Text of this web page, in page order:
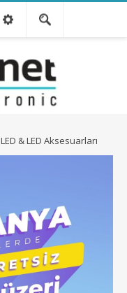
LED & LED Aksesuarları